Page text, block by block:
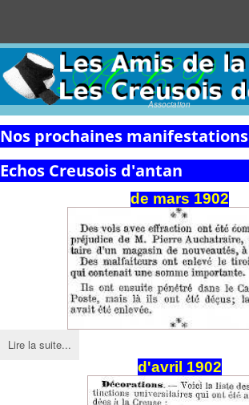
Association
Nos prochaines manifestations
Echos Creusois d'antan
de mars 1902
Lire la suite...
d'avril 1902